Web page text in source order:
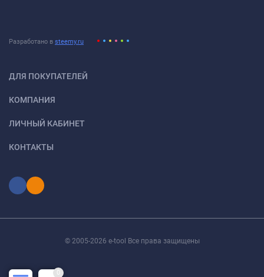
Разработано в steemy.ru
ДЛЯ ПОКУПАТЕЛЕЙ
КОМПАНИЯ
ЛИЧНЫЙ КАБИНЕТ
КОНТАКТЫ
© 2005-2026 e-tool Все права защищены
0